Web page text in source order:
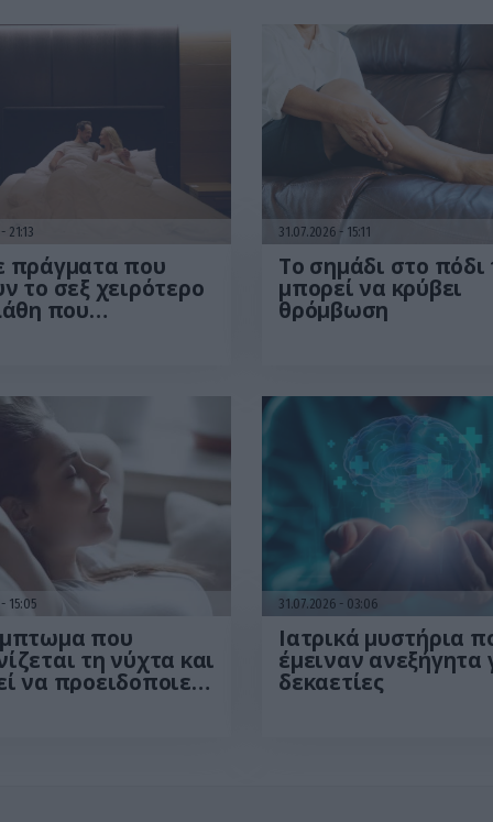
21:13
πράγματα που
το σεξ χειρότερο
που
31.07.2026 15:11
Το σημάδι στο
μπορεί να κρύβει
θρόμβωση
15:05
που
τη νύχτα και
να προειδοποιεί
31.07.2026 03:06
Ιατρικά μυστήρια
έμειναν ανεξήγητα
δεκαετίες